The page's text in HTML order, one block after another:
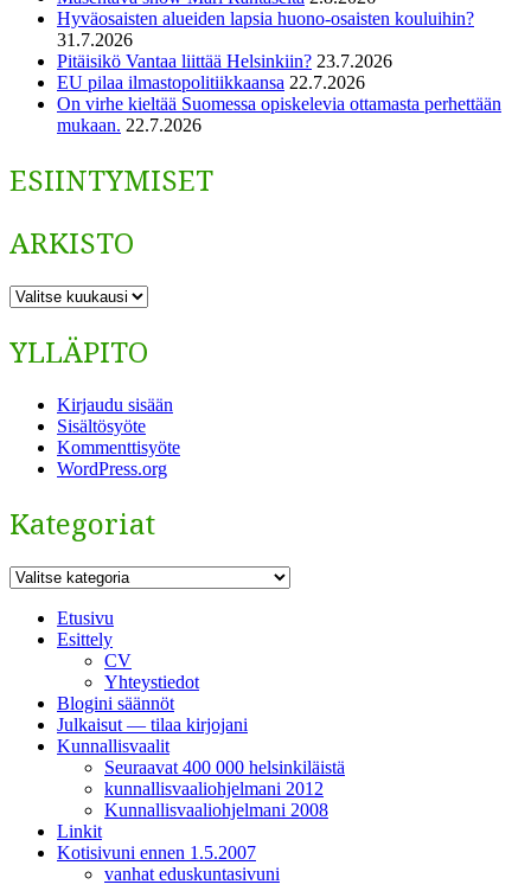
Hyväosaisten alueiden lapsia huono-osaisten kouluihin?
31.7.2026
Pitäisikö Vantaa liittää Helsinkiin? 23.7.2026
EU pilaa ilmastopolitiikkaansa 22.7.2026
On virhe kieltää Suomessa opiskelevia ottamasta perhettään
mukaan. 22.7.2026
ESIINTYMISET
ARKISTO
ARKISTO
YLLÄPITO
Kirjaudu sisään
Sisältösyöte
Kommenttisyöte
WordPress.org
Kategoriat
Kategoriat
Etusivu
Esittely
CV
Yhteystiedot
Blogini säännöt
Julkaisut — tilaa kirjojani
Kunnallisvaalit
Seuraavat 400 000 helsinkiläistä
kunnallisvaaliohjelmani 2012
Kunnallisvaaliohjelmani 2008
Linkit
Kotisivuni ennen 1.5.2007
vanhat eduskuntasivuni